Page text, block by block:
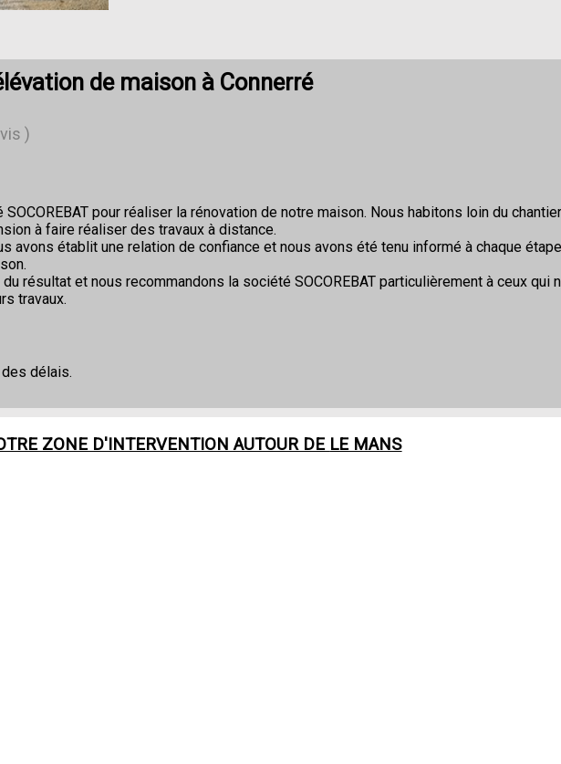
de maison à Connerré
)
pour réaliser la rénovation de notre maison. Nous habitons loin du
à faire réaliser des travaux à distance.
avons établit une relation de confiance et nous avons été tenu informé à chaque
résultat et nous recommandons la société SOCOREBAT particulièrement à ceux qui
travaux.
délais.
ZONE D'INTERVENTION AUTOUR DE LE MANS